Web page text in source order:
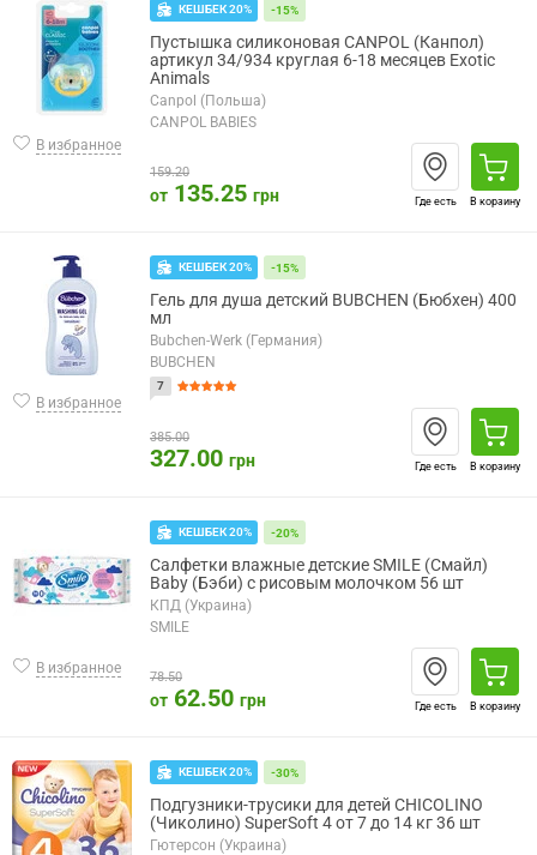
В избранное
КЕШБЕК 20% -15%
Пустышка силиконовая CANPOL (Канпол)
артикул 34/934 круглая 6-18 месяцев Exotic
Animals
Canpol (Польша)
CANPOL BABIES
159.20
от 135.25 грн Где есть В корзину
В избранное
КЕШБЕК 20% -15%
Гель для душа детский BUBCHEN (Бюбхен) 400
мл
Bubchen-Werk (Германия)
BUBCHEN
7
385.00
327.00 грн Где есть В корзину
В избранное
КЕШБЕК 20% -20%
Салфетки влажные детские SMILE (Смайл)
Baby (Бэби) c рисовым молочком 56 шт
КПД (Украина)
SMILE
78.50
от 62.50 грн Где есть В корзину
КЕШБЕК 20% -30%
Подгузники-трусики для детей CHICOLINO
(Чиколино) SuperSoft 4 от 7 до 14 кг 36 шт
Гютерсон (Украина)